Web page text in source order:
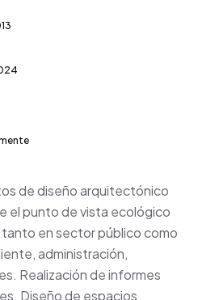
de diseño arquitectónico
el punto de vista ecológico
en sector público como
administración,
Realización de informes
Diseño de espacios